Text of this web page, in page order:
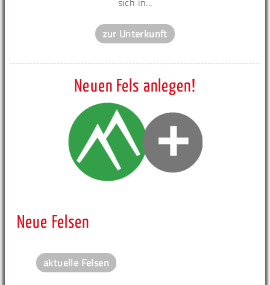
zur Unterkunft
Neuen Fels anlegen!
Neue Felsen
aktuelle Felsen